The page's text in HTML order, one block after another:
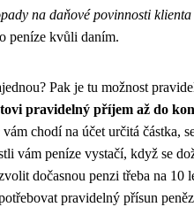
na daňové povinnosti klienta
peníze kvůli daním.
Pak je tu možnost
pravidelný příjem až do
chodí na účet určitá částka,
vám peníze vystačí, když se
dočasnou penzi třeba na 10
pravidelný přísun